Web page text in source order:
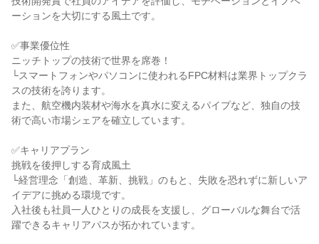
ーションを大切にする風土です。
✅事業優位性
ニッチトップの技術で世界を席巻！
└スマートフォンやパソコンに使われるFPC材料は業界トップクラ
スの技術を誇ります。
また、航空機内装材や海水を真水に変えるパイプなど、独自の技
術で高い市場シェアを確立しています。
✅キャリアプラン
挑戦を後押しする育成風土
└経営理念「創造、革新、挑戦」のもと、失敗を恐れずに新しいア
イデアに挑める環境です。
入社後も社員一人ひとりの成長を支援し、グローバルな舞台で活
躍できるキャリアパスが拓かれています。